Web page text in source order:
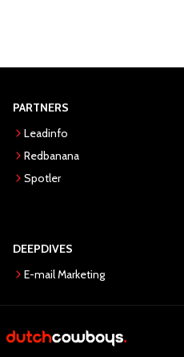
PARTNERS
Leadinfo
Redbanana
Spotler
DEEPDIVES
E-mail Marketing